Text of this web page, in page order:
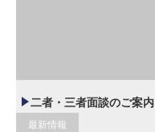
二者・三者面談のご案内
最新情報